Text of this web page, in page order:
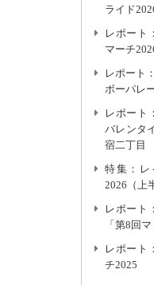
ライド
レポート
マーチ
レポート
ボーパレ
レポート
バレンタ
宿二丁目
特集：レ
2026（上
レポート
「第8回
レポート
チ2025